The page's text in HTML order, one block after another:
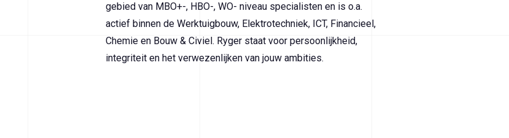
gebied van MBO+-, HBO-, WO- niveau specialisten en is o.a.
actief binnen de Werktuigbouw, Elektrotechniek, ICT, Financieel,
Chemie en Bouw & Civiel. Ryger staat voor persoonlijkheid,
integriteit en het verwezenlijken van jouw ambities.